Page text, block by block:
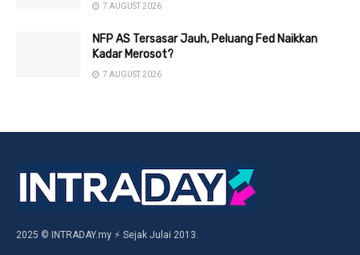
7 AUGUST 2026
NFP AS Tersasar Jauh, Peluang Fed Naikkan
Kadar Merosot?
7 AUGUST 2026
2025 © INTRADAY.my ⚡ Sejak Julai 2013.